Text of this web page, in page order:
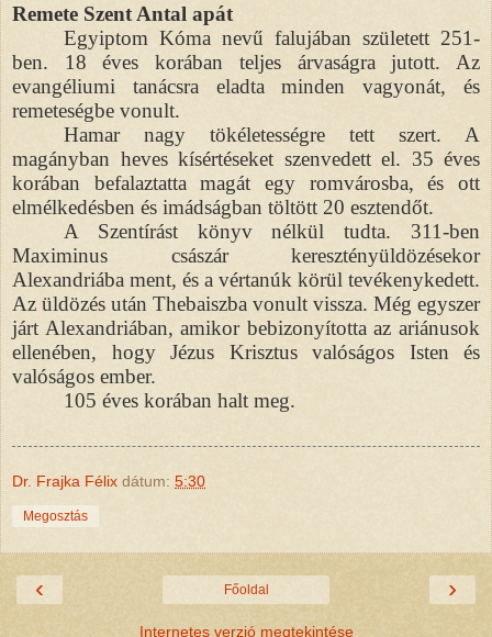
Remete Szent Antal apát
Egyiptom Kóma nevű falujában született 251-
ben. 18 éves korában teljes árvaságra jutott. Az
evangéliumi tanácsra eladta minden vagyonát, és
remeteségbe vonult.
Hamar nagy tökéletességre tett szert. A
magányban heves kísértéseket szenvedett el. 35 éves
korában befalaztatta magát egy romvárosba, és ott
elmélkedésben és imádságban töltött 20 esztendőt.
A Szentírást könyv nélkül tudta. 311-ben
Maximinus császár keresztényüldözésekor
Alexandriába ment, és a vértanúk körül tevékenykedett.
Az üldözés után Thebaiszba vonult vissza. Még egyszer
járt Alexandriában, amikor bebizonyította az ariánusok
ellenében, hogy Jézus Krisztus valóságos Isten és
valóságos ember.
105 éves korában halt meg.
Dr. Frajka Félix dátum: 5:30
Megosztás
‹ ›
Főoldal
Internetes verzió megtekintése